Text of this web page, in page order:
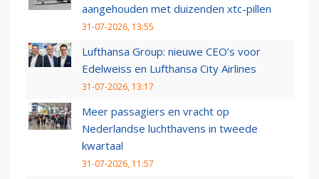
aangehouden met duizenden xtc-pillen
31-07-2026, 13:55
Lufthansa Group: nieuwe CEO’s voor
Edelweiss en Lufthansa City Airlines
31-07-2026, 13:17
Meer passagiers en vracht op
Nederlandse luchthavens in tweede
kwartaal
31-07-2026, 11:57